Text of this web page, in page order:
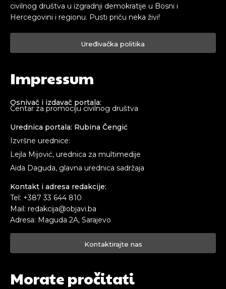
civilnog društva u izgradnji demokratije u Bosni i
Hercegovini i regionu. Pusti priču neka živi!
Uređivačka politika
Impressum
Osnivač i izdavač portala:
Centar za promociju civilnog društva
Urednica portala: Rubina Čengić
Izvršne urednice:
Lejla Mijović, urednica za multimedije
Aida Daguda, glavna urednica sadržaja
Kontakt i adresa redakcije:
Tel: +387 33 644 810
Mail: redakcija@objavi.ba
Adresa: Maguda 2A, Sarajevo
Kontaktirajte nas
Morate pročitati